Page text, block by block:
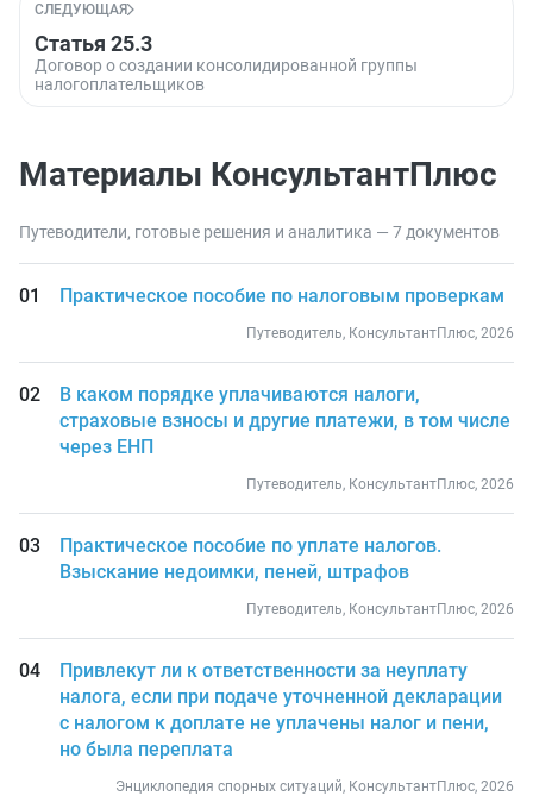
СЛЕДУЮЩАЯ
Статья 25.3
Договор о создании консолидированной группы
налогоплательщиков
Материалы КонсультантПлюс
Путеводители, готовые решения и аналитика — 7 документов
Практическое пособие по налоговым проверкам
Путеводитель, КонсультантПлюс, 2026
В каком порядке уплачиваются налоги,
страховые взносы и другие платежи, в том числе
через ЕНП
Путеводитель, КонсультантПлюс, 2026
Практическое пособие по уплате налогов.
Взыскание недоимки, пеней, штрафов
Путеводитель, КонсультантПлюс, 2026
Привлекут ли к ответственности за неуплату
налога, если при подаче уточненной декларации
с налогом к доплате не уплачены налог и пени,
но была переплата
Энциклопедия спорных ситуаций, КонсультантПлюс, 2026